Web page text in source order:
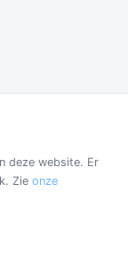
deze website. Er
Zieonze